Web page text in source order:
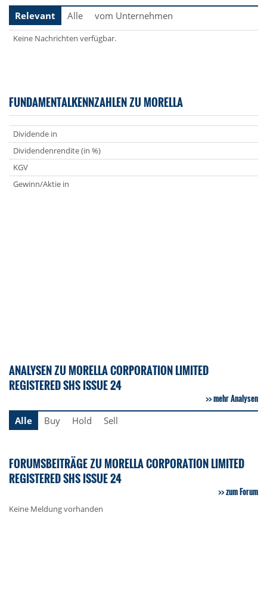
Relevant
Alle vom Unternehmen
Keine Nachrichten verfügbar.
FUNDAMENTALKENNZAHLEN ZU MORELLA
Dividende in
Dividendenrendite (in %)
KGV
Gewinn/Aktie in
ANALYSEN ZU MORELLA CORPORATION LIMITED
REGISTERED SHS ISSUE 24
mehr Analysen
Alle
Buy Hold Sell
FORUMSBEITRÄGE ZU MORELLA CORPORATION LIMITED
REGISTERED SHS ISSUE 24
zum Forum
Keine Meldung vorhanden